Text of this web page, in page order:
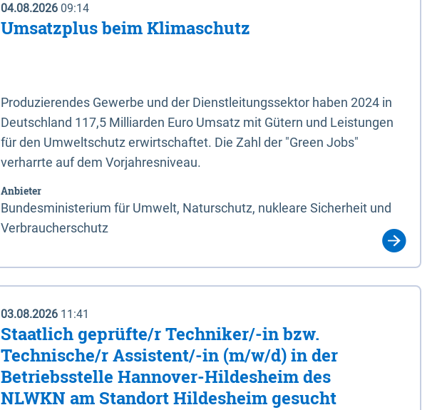
04.08.2026 09:14
Umsatzplus beim Klimaschutz
Produzierendes Gewerbe und der Dienstleitungssektor haben 2024 in
Deutschland 117,5 Milliarden Euro Umsatz mit Gütern und Leistungen
für den Umweltschutz erwirtschaftet. Die Zahl der "Green Jobs"
verharrte auf dem Vorjahresniveau.
Anbieter
Bundesministerium für Umwelt, Naturschutz, nukleare Sicherheit und
Verbraucherschutz
03.08.2026 11:41
Staatlich geprüfte/r Techniker/-in bzw.
Technische/r Assistent/-in (m/w/d) in der
Betriebsstelle Hannover-Hildesheim des
NLWKN am Standort Hildesheim gesucht